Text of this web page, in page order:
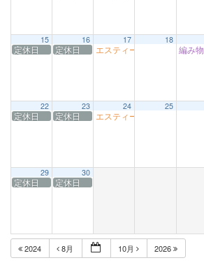
15
定休日
16
定休日
17
エスティーム 11:00 AM
18
編み物
22
定休日
23
定休日
24
エスティーム
25
29
定休日
30
定休日
2024 8月 10月 2026